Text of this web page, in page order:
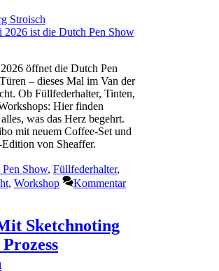
Stroisch
öffnet die Dutch Pen
– dieses Mal im Van der
Ob Füllfederhalter, Tinten,
Hier finden
was das Herz begehrt.
mit neuem Coffee-Set und
von Sheaffer.
Show, Füllfederhalter,
, Workshop
Kommentar
Sketchnoting